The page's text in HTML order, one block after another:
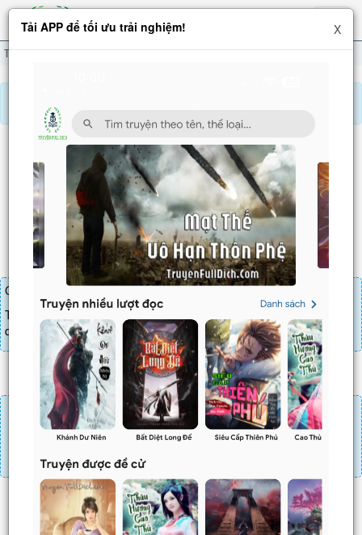
Hiện
menu
Thức Tỉnh Hình Xăm Chương 61
THỨC TỈNH HÌNH XĂM
Chương 61: Thiên Uyên: Địa Ngục Chi Chùy
Chương truyện cần 22 LT để mua.
Truyện mua lẻ thì cứ Giá chương x Số chương, mua combo thì đến
danh sách combo tìm giá
Đăng nhập Nạp linh thạch
Mua 4 chương chỉ có tác dụng tiết kiệm thời gian.
Mua 4 chương thì 3 chương sau sẽ không phải ấn mua.
Ví dụ bạn đang ở chương 100 và mua 4 chương thìchương
101,102,103 sẽ không phải ấn mua.
Tải APP để tối ưu trải nghiệm! X